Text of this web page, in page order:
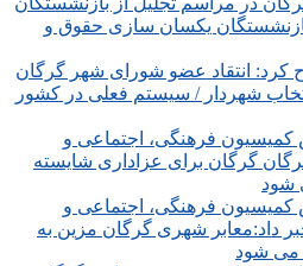
بازنشستگان یکسان سازی حقوق و
کرد: انتقاد عضو شورای شهر گرگان
شهردار / سیستم فعلی در کشور
کمیسیون فرهنگی، اجتماعی و
گرگان برای عزاداری شایسته
شود
کمیسیون فرهنگی، اجتماعی و
داد:معابر شهری گرگان مزین به
می شود